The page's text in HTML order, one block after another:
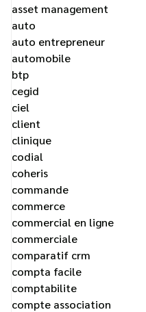
asset management
auto
auto entrepreneur
automobile
btp
cegid
ciel
client
clinique
codial
coheris
commande
commerce
commercial en ligne
commerciale
comparatif crm
compta facile
comptabilite
compte association